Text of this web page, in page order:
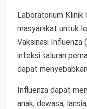
Laboratorium Klinik
masyarakat untuk
Vaksinasi Influenza
infeksi saluran
dapat
Influenza dapat
anak, dewasa,